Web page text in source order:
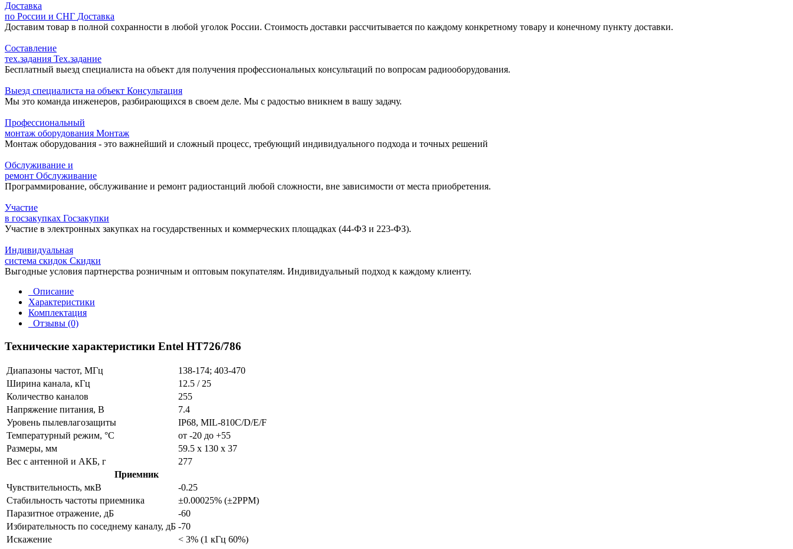
Доставка
по России и СНГ Доставка
Доставим товар в полной сохранности в любой уголок России. Стоимость доставки рассчитывается по каждому конкретному товару и конечному пункту доставки.
Составление
тех.задания Тех.задание
Бесплатный выезд специалиста на объект для получения профессиональных консультаций по вопросам радиооборудования.
Выезд специалиста на объект Консультация
Мы это команда инженеров, разбирающихся в своем деле. Мы с радостью вникнем в вашу задачу.
Профессиональный
монтаж оборудования Монтаж
Монтаж оборудования - это важнейший и сложный процесс, требующий индивидуального подхода и точных решений
Обслуживание и
ремонт Обслуживание
Программирование, обслуживание и ремонт радиостанций любой сложности, вне зависимости от места приобретения.
Участие
в госзакупках Госзакупки
Участие в электронных закупках на государственных и коммерческих площадках (44-ФЗ и 223-ФЗ).
Индивидуальная
система скидок Скидки
Выгодные условия партнерства розничным и оптовым покупателям. Индивидуальный подход к каждому клиенту.
Описание
Характеристики
Комплектация
Отзывы (0)
Технические характеристики Entel HT726/786
Диапазоны частот, МГц
138-174; 403-470
Ширина канала, кГц
12.5 / 25
Количество каналов
255
Напряжение питания, В
7.4
Уровень пылевлагозащиты
IP68, MIL-810C/D/E/F
Температурный режим, °C
от -20 до +55
Размеры, мм
59.5 x 130 x 37
Вес с антенной и АКБ, г
277
Приемник
Чувствительность, мкВ
-0.25
Стабильность частоты приемника
±0.00025% (±2PPM)
Паразитное отражение, дБ
-60
Избирательность по соседнему каналу, дБ -70
Искажение
< 3% (1 кГц 60%)